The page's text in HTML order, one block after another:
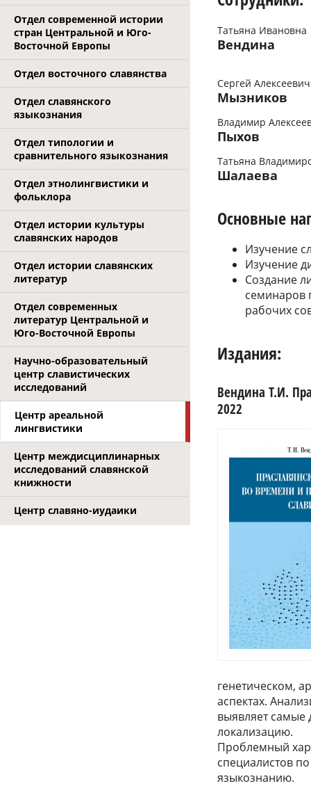
Отдел современной истории
стран Центральной и Юго-
Восточной Европы
Отдел восточного славянства
Отдел славянского
языкознания
Отдел типологии и
сравнительного языкознания
Отдел этнолингвистики и
фольклора
Отдел истории культуры
славянских народов
Отдел истории славянских
литератур
Отдел современных
литератур Центральной и
Юго-Восточной Европы
Научно-образовательный
центр славистических
исследований
Центр ареальной
лингвистики
Центр междисциплинарных
исследований славянской
книжности
Центр славяно-иудаики
Татьяна Ивановна
Вендина
Сергей Алексеевич
Мызников
Владимир
Пыхов
Татьяна
Шалаева
Основные
Изучение
Изучение
Создание
семинаров
рабочих
Издания:
Вендина Т.И.
2022
генетическом,
аспектах.
выявляет самые
локализацию.
Проблемный
специалистов
языкознанию.